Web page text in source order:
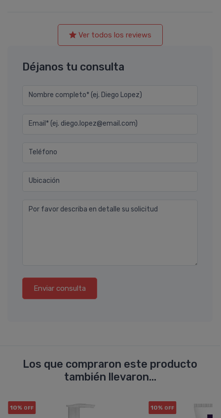
Ver todos los reviews
Déjanos tu consulta
Nombre completo* (ej. Diego Lopez)
Email* (ej. diego.lopez@email.com)
Teléfono
Ubicación
Por favor describa en detalle su solicitud
Enviar consulta
Los que compraron este producto
también llevaron...
10% OFF 10% OFF